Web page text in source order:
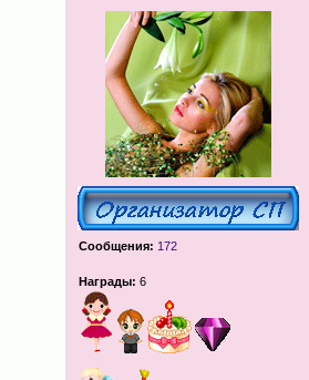
Сообщения: 172
Награды: 6